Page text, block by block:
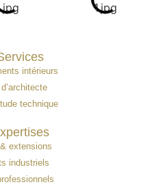
intérieurs
technique
extensions
industriels